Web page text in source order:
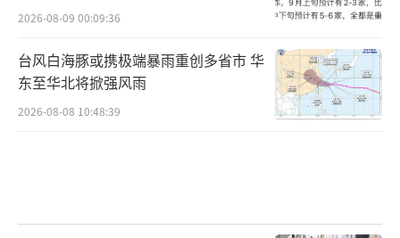
2026-08-09 00:09:36
台风白海豚或携极端暴雨重创多省市 华
东至华北将掀强风雨
2026-08-08 10:48:39